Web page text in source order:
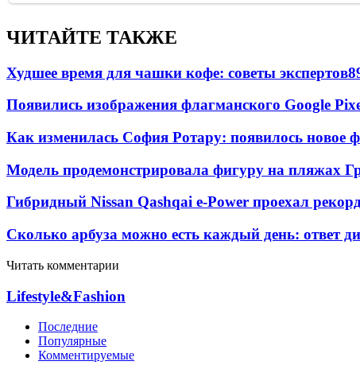
ЧИТАЙТЕ ТАКЖЕ
Худшее время для чашки кофе: советы экспертов
Появились изображения флагманского Google
Как изменилась София Ротару: появилось новое
Модель продемонстрировала фигуру на пляжах
Гибридный Nissan Qashqai e-Power проехал
Сколько арбуза можно есть каждый день: ответ
Читать комментарии
Lifestyle&Fashion
Последние
Популярные
Комментируемые